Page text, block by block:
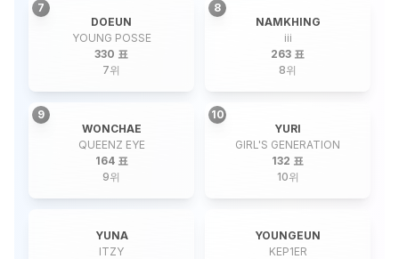
7
DOEUN
YOUNG POSSE
330 표
7위
8
NAMKHING
iii
263 표
8위
9
WONCHAE
QUEENZ EYE
164 표
9위
10
YURI
GIRL'S GENERATION
132 표
10위
YUNA
ITZY
YOUNGEUN
KEP1ER